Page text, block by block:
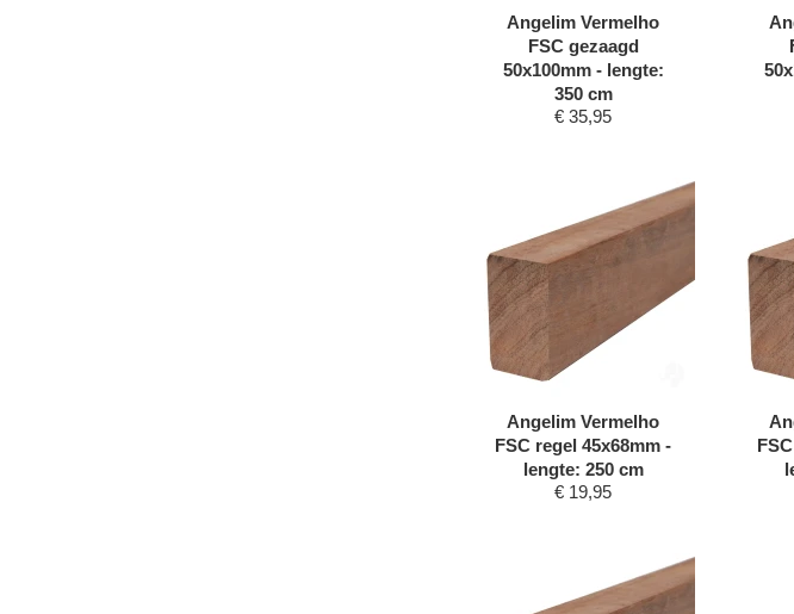
Angelim Vermelho
FSC gezaagd
50x100mm - lengte:
350 cm
€ 35,95
Angelim Vermelho
FSC regel 45x68mm -
lengte: 250 cm
€ 19,95